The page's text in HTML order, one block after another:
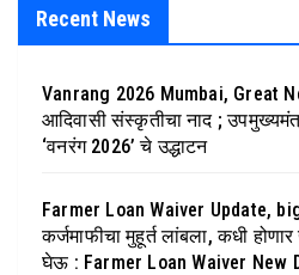
Recent News
Vanrang 2026 Mumbai, Great
आदिवासी संस्कृतीचा नाद ;
‘वनरंग 2026’ चे उद्धाटन
Farmer Loan Waiver Update,
कर्जमाफीचा मुहूर्त लांबला, कधी
घेऊ : Farmer Loan Waiver New